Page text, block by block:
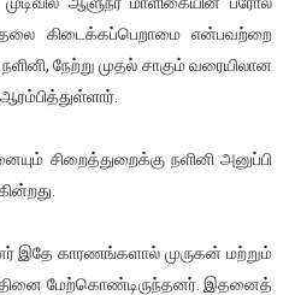
தமிழின அழிப்பிற்கு
(படங்கள், விடியோ)
(வீடியோ)
அதிக காலெக்ஷன் செய்த
கிடைக்கப்பெறாமை என்பவற்றை
நேற்று முதல் சாகும் வரையிலான
சிறைத்துறைக்கு நளினி அனுப்பி
இதே காரணங்களால் முருகன் மற்றும்
மேற்கொண்டிருந்தனர். இதனைத்